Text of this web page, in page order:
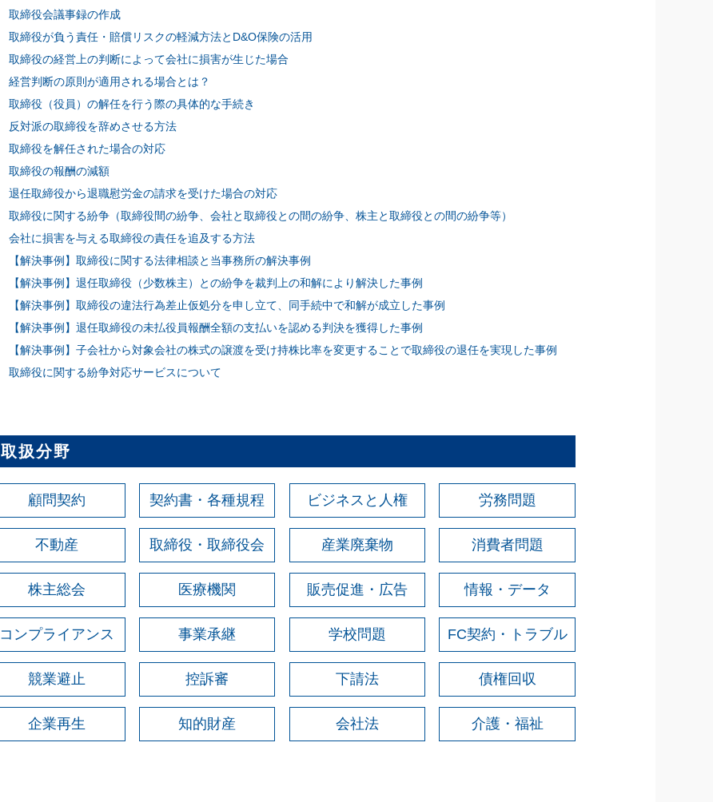
取締役会議事録の作成
取締役が負う責任・賠償リスクの軽減方法とD&O保険の活用
取締役の経営上の判断によって会社に損害が生じた場合
経営判断の原則が適用される場合とは？
取締役（役員）の解任を行う際の具体的な手続き
反対派の取締役を辞めさせる方法
取締役を解任された場合の対応
取締役の報酬の減額
退任取締役から退職慰労金の請求を受けた場合の対応
取締役に関する紛争（取締役間の紛争、会社と取締役との間の紛争、株主と取締役との間の紛争等）
会社に損害を与える取締役の責任を追及する方法
【解決事例】取締役に関する法律相談と当事務所の解決事例
【解決事例】退任取締役（少数株主）との紛争を裁判上の和解により解決した事例
【解決事例】取締役の違法行為差止仮処分を申し立て、同手続中で和解が成立した事例
【解決事例】退任取締役の未払役員報酬全額の支払いを認める判決を獲得した事例
【解決事例】子会社から対象会社の株式の譲渡を受け持株比率を変更することで取締役の退任を実現した事例
取締役に関する紛争対応サービスについて
取扱分野
顧問契約 契約書・各種規程 ビジネスと人権 労務問題
不動産 取締役・取締役会 産業廃棄物 消費者問題
株主総会 医療機関 販売促進・広告 情報・データ
コンプライアンス 事業承継 学校問題 FC契約・トラブル
競業避止 控訴審 下請法 債権回収
企業再生 知的財産 会社法 介護・福祉